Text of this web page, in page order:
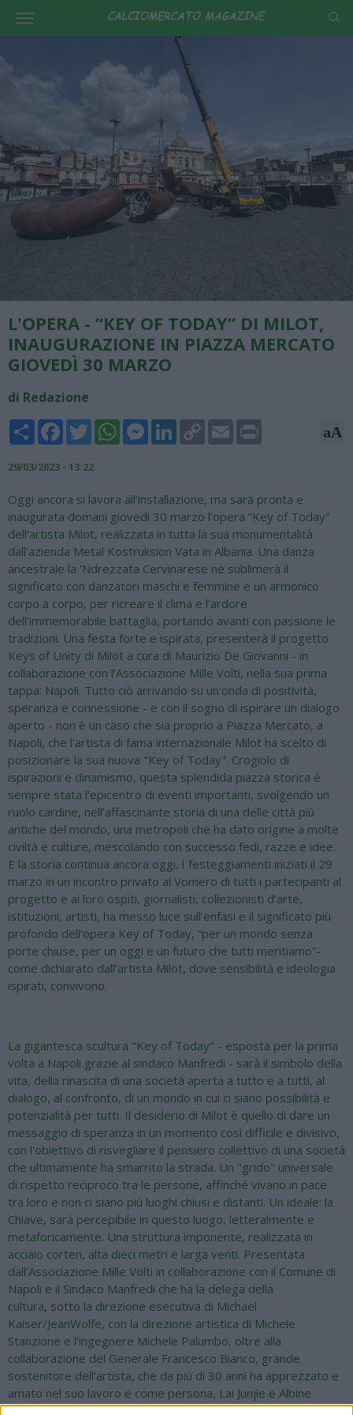
L'OPERA - “KEY OF TODAY” DI MILOT,
INAUGURAZIONE IN PIAZZA MERCATO
GIOVEDÌ 30 MARZO
di Redazione
Share FacebookTwitterWhatsAppMessengerLinkedInCopy
Link
Email aA
29/03/2023 - 13:22
Oggi ancora si lavora all’installazione, ma sarà pronta e
inaugurata domani giovedi 30 marzo l’opera “Key of Today”
dell’artista Milot, realizzata in tutta la sua monumentalità
dall’azienda Metal Kostruksion Vata in Albania. Una danza
ancestrale la 'Ndrezzata Cervinarese ne sublimerà il
significato con danzatori maschi e femmine e un armonico
corpo a corpo, per ricreare il clima e l'ardore
dell'immemorabile battaglia, portando avanti con passione le
tradizioni. Una festa forte e ispirata, presenterà il progetto
Keys of Unity di Milot a cura di Maurizio De Giovanni - in
collaborazione con l’Associazione Mille Volti, nella sua prima
tappa: Napoli. Tutto ciò arrivando su un'onda di positività,
speranza e connessione - e con il sogno di ispirare un dialogo
aperto - non è un caso che sia proprio a Piazza Mercato, a
Napoli, che l'artista di fama internazionale Milot ha scelto di
posizionare la sua nuova "Key of Today". Crogiolo di
ispirazioni e dinamismo, questa splendida piazza storica è
sempre stata l'epicentro di eventi importanti, svolgendo un
ruolo cardine, nell'affascinante storia di una delle città più
antiche del mondo, una metropoli che ha dato origine a molte
civiltà e culture, mescolando con successo fedi, razze e idee.
E la storia continua ancora oggi. I festeggiamenti iniziati il 29
marzo in un incontro privato al Vomero di tutti i partecipanti al
progetto e ai loro ospiti, giornalisti, collezionisti d’arte,
istituzioni, artisti, ha messo luce sull’enfasi e il significato più
profondo dell’opera Key of Today, “per un mondo senza
porte chiuse, per un oggi e un futuro che tutti meritiamo”-
come dichiarato dall’artista Milot, dove sensibilità e ideologia
ispirati, convivono.
La gigantesca scultura "Key of Today" - esposta per la prima
volta a Napoli grazie al sindaco Manfredi - sarà il simbolo della
vita, della rinascita di una società aperta a tutto e a tutti, al
dialogo, al confronto, di un mondo in cui ci siano possibilità e
potenzialità per tutti. Il desiderio di Milot è quello di dare un
messaggio di speranza in un momento così difficile e divisivo,
con l'obiettivo di risvegliare il pensiero collettivo di una società
che ultimamente ha smarrito la strada. Un "grido" universale
di rispetto reciproco tra le persone, affinché vivano in pace
tra loro e non ci siano più luoghi chiusi e distanti. Un ideale: la
Chiave, sarà percepibile in questo luogo, letteralmente e
metaforicamente. Una struttura imponente, realizzata in
acciaio corten, alta dieci metri e larga venti. Presentata
dall'Associazione Mille Volti in collaborazione con il Comune di
Napoli e il Sindaco Manfredi che ha la delega della
cultura, sotto la direzione esecutiva di Michael
Kaiser/JeanWolfe, con la direzione artistica di Michele
Stanzione e l'ingegnere Michele Palumbo, oltre alla
collaborazione del Generale Francesco Bianco, grande
sostenitore dell’artista, che da più di 30 anni ha apprezzato e
amato nel suo lavoro e come persona, Lai Junjie e Albine
Mirashi. “Key of Today” rimarrà in Piazza Mercato a Napoli per